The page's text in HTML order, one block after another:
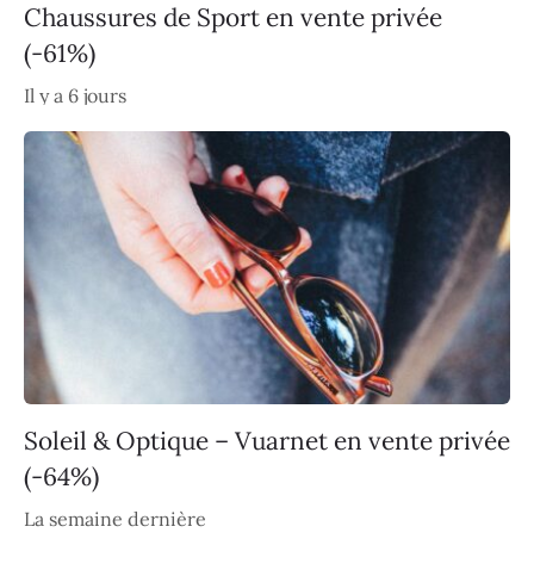
Chaussures de Sport en vente privée
(-61%)
Il y a 6 jours
Soleil & Optique – Vuarnet en vente privée
(-64%)
La semaine dernière